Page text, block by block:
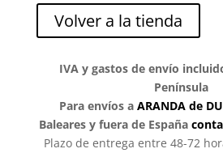
Volver a la tienda
IVA y gastos de envío
Península
Para envíos aARANDA de
Baleares y fuera de España
Plazo de entrega entre 48-72